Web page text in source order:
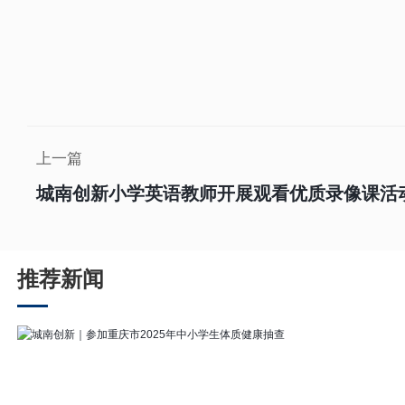
上一篇
城南创新小学英语教师开展观看优质录像课活
推荐新闻